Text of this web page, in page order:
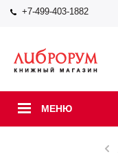
+7-499-403-1882
МЕНЮ